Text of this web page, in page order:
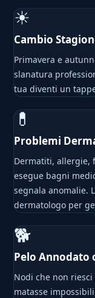
☀
Cambio
Primavera e
slanatura
tua diventi un
💊
Problemi
Dermatiti,
esegue bagni
segnala anomalie.
dermatologo per
🐕
Pelo
Nodi che non
matasse